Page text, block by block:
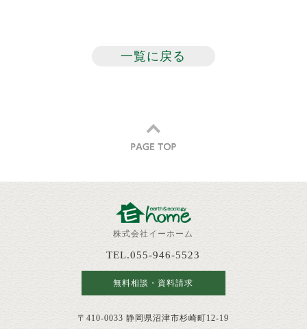
一覧に戻る
株式会社イーホーム
TEL.055-946-5523
無料相談・資料請求
〒410-0033 静岡県沼津市杉崎町12-19